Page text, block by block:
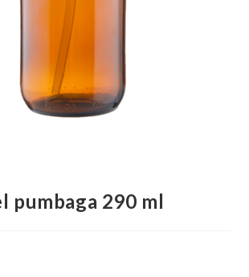
pumbaga 290 ml